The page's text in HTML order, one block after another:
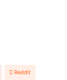
Reddit